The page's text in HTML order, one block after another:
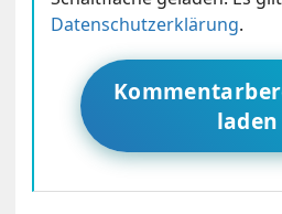
Datenschutzerklärung.
laden